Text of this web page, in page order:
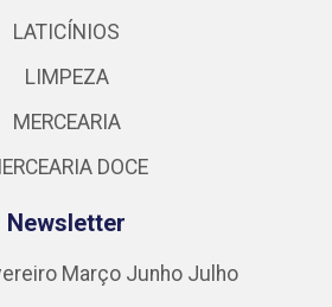
LATICÍNIOS
LIMPEZA
MERCEARIA
DOCE
Newsletter
Março Junho Julho